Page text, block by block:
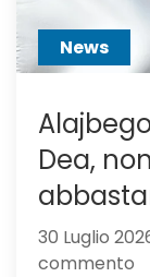
News
Dea,
30 Luglio
commento